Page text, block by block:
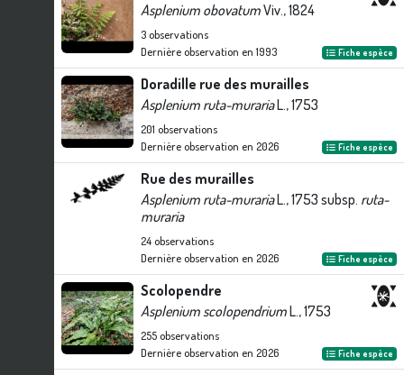
Asplenium obovatumViv., 1824
3observations
Dernière observation en 1993 Fiche espèce
Doradille rue des murailles
Asplenium ruta-murariaL., 1753
201 observations
Dernière observation en 2026 Fiche espèce
Rue des murailles
Asplenium ruta-murariaL., 1753 subsp. ruta-
muraria
24observations
Dernière observation en 2026 Fiche espèce
Scolopendre
Asplenium scolopendriumL., 1753
255observations
Dernière observation en 2026 Fiche espèce